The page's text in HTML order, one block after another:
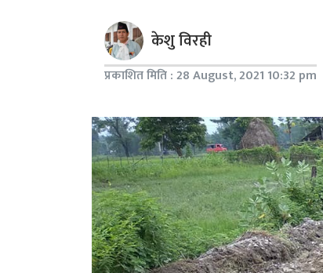
केशु विरही
प्रकाशित मिति : 28 August, 2021 10:32 pm